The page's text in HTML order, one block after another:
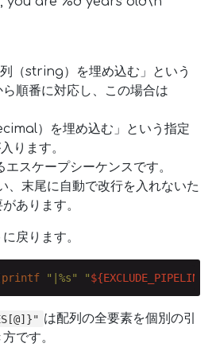
（string）を埋め込む」という
順番に対応し、この場合は
）を埋め込む」という指定
ります。
スケープシーケンスです。
末尾に自動で改行を入れないた
あります。
戻ります。
printf "|%s" "
は配列の全要素を個別の引
です。